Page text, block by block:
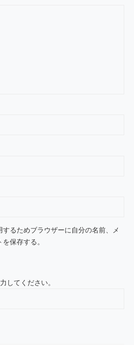
するためブラウザーに自分の名前、メ
保存する。
してください。